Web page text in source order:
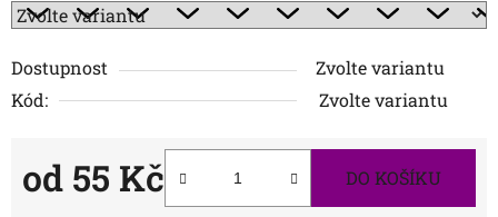
Dostupnost
Zvolte variantu
Kód:
Zvolte variantu
od 55 Kč DO KOŠÍKU